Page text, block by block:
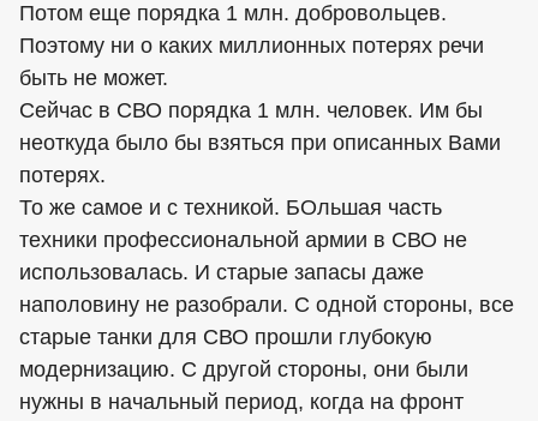
Потом еще порядка 1 млн. добровольцев.
Поэтому ни о каких миллионных потерях речи
быть не может.
Сейчас в СВО порядка 1 млн. человек. Им бы
неоткуда было бы взяться при описанных Вами
потерях.
То же самое и с техникой. БОльшая часть
техники профессиональной армии в СВО не
использовалась. И старые запасы даже
наполовину не разобрали. С одной стороны, все
старые танки для СВО прошли глубокую
модернизацию. С другой стороны, они были
нужны в начальный период, когда на фронт